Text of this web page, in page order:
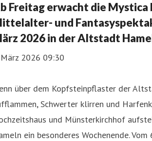
Freitag erwacht die Mystica
und
2026 in der Altstadt
2026 09:30
über dem Kopfsteinpflaster der
Schwerter klirren und
und Münsterkirchhof
ein besonderes Wochenende. Vom